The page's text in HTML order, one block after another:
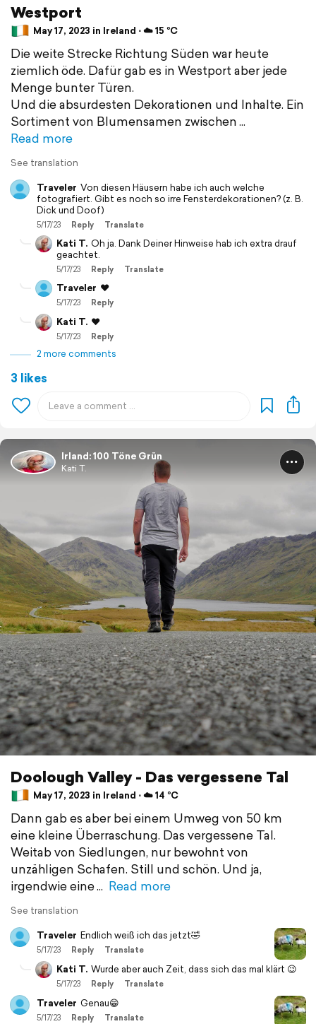
Westport
May 17, 2023 in Ireland ⋅ ☁️ 15 °C
Die weite Strecke Richtung Süden war heute
ziemlich öde. Dafür gab es in Westport aber jede
Menge bunter Türen.
Und die absurdesten Dekorationen und Inhalte. Ein
Sortiment von Blumensamen zwischen
Read more
See translation
Traveler Von diesen Häusern habe ich auch welche
fotografiert. Gibt es noch so irre Fensterdekorationen? (z. B.
Dick und Doof)
5/17/23 Reply Translate
Kati T. Oh ja. Dank Deiner Hinweise hab ich extra drauf
geachtet.
5/17/23 Reply Translate
Traveler ❤️
5/17/23 Reply
Kati T. ❤️
5/17/23 Reply
2 more comments
3 likes
Irland: 100 Töne Grün
Kati T.
Doolough Valley - Das vergessene Tal
May 17, 2023 in Ireland ⋅ ☁️ 14 °C
Dann gab es aber bei einem Umweg von 50 km
eine kleine Überraschung. Das vergessene Tal.
Weitab von Siedlungen, nur bewohnt von
unzähligen Schafen. Still und schön. Und ja,
irgendwie eine
Read more
See translation
Traveler Endlich weiß ich das jetzt🤣
5/17/23 Reply Translate
Kati T. Wurde aber auch Zeit, dass sich das mal klärt 😉
5/17/23 Reply Translate
Traveler Genau😁
5/17/23 Reply Translate